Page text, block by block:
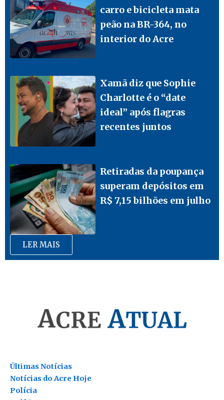
carro e bicicleta mata
peão na BR-364, no
interior do Acre
Xamã diz que Sophie
Charlotte é o “date
ideal” após flagras
recentes juntos
Retiradas da poupança
superam depósitos em
R$ 7,15 bilhões em julho
LER MAIS
Últimas Notícias
Notícias do Acre Hoje
Polícia